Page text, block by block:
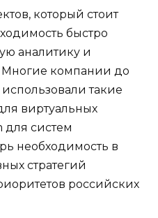
который стоит
быстро
аналитику и
компании до
такие
виртуальных
для систем
необходимость в
стратегий
российских